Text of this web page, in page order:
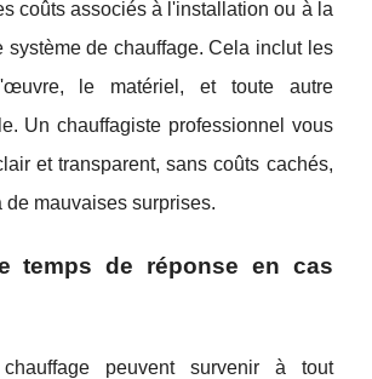
coûts associés à l'installation ou à la
système de chauffage. Cela inclut les
le matériel, et toute autre
Un chauffagiste professionnel vous
et transparent, sans coûts cachés,
mauvaises surprises.
temps de réponse en cas
peuvent survenir à tout